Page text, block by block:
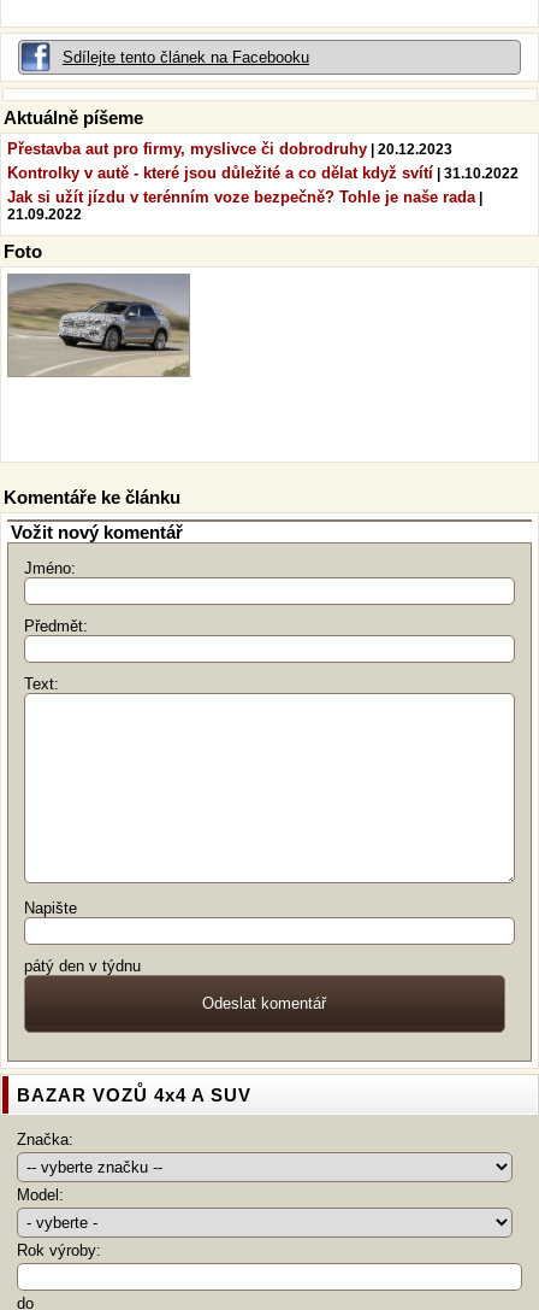
Sdílejte tento článek na Facebooku
Aktuálně píšeme
Přestavba aut pro firmy, myslivce či dobrodruhy | 20.12.2023
Kontrolky v autě - které jsou důležité a co dělat když svítí | 31.10.2022
Jak si užít jízdu v terénním voze bezpečně? Tohle je naše rada|
21.09.2022
Foto
Komentáře ke článku
Vožit nový komentář
Jméno:
Předmět:
Text:
Napište
pátý den v týdnu
BAZAR VOZŮ 4x4 A SUV
Značka:
Model:
Rok výroby:
do